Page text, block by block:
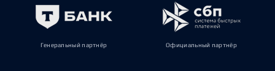
Генеральный партнёр Официальный партнёр